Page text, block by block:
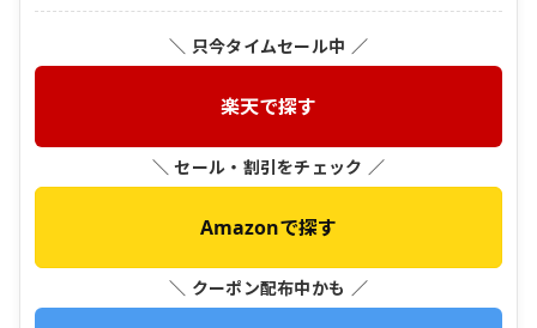
＼ 只今タイムセール中 ／
楽天で探す
＼ セール・割引をチェック ／
Amazonで探す
＼ クーポン配布中かも ／